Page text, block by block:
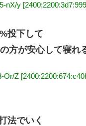
nX/y
投下して
方が安心して寝れ
Or/Z
法でいく